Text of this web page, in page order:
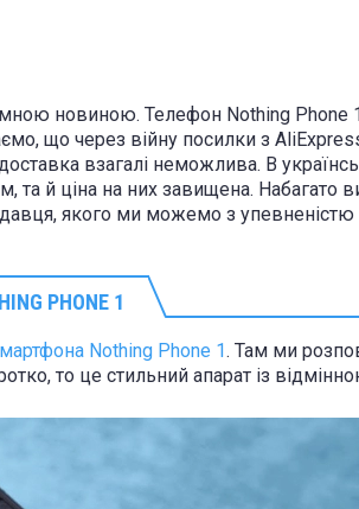
новиною. Телефон Nothing Phone
що через війну посилки з
взагалі неможлива. В
та й ціна на них завищена. Набагато
якого ми можемо з упевненістю
PHONE 1
Nothing Phone 1. Там ми
то це стильний апарат із